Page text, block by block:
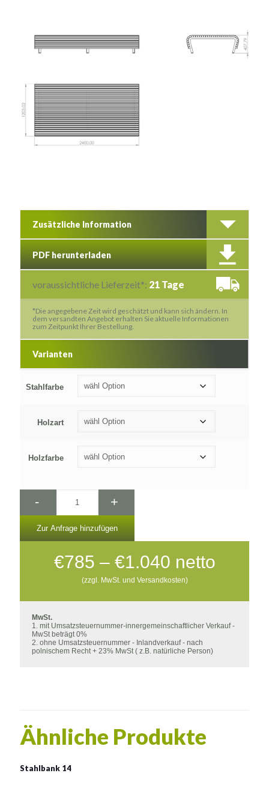
Zusätzliche Information
PDF herunterladen
voraussichtliche Lieferzeit*: 21 Tage
*Die angegebene Zeit wird geschätzt und kann sich ändern. In
dem versandten Angebot erhalten Sie aktuelle Informationen
zum Zeitpunkt Ihrer Bestellung.
Varianten
Stahlfarbe
Holzart
Holzfarbe
- +
Zur Anfrage hinzufügen
€785 – €1.040
€785
bis
netto
(zzgl. MwSt. und Versandkosten)
MwSt.
1. mit Umsatzsteuernummer-innergemeinschaftlicher Verkauf -
MwSt beträgt 0%
2. ohne Umsatzsteuernummer - Inlandverkauf - nach
polnischem Recht + 23% MwSt ( z.B. natürliche Person)
Ähnliche Produkte
Stahlbank 14